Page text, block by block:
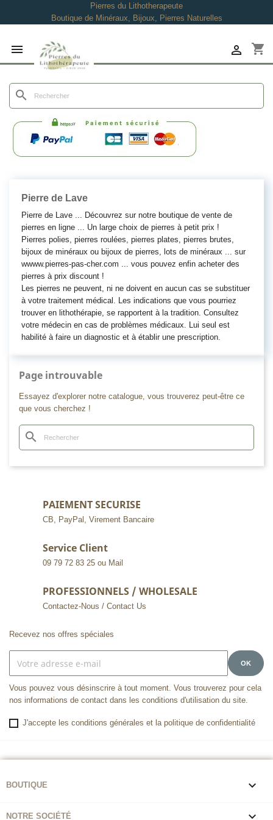
Pierres du Lithotherapeute
Boutique de Minéraux, Bijoux, Pierres Naturelles
 shopping_cart

search
Pierre de Lave
Pierre de Lave ... Découvrez sur notre boutique de vente de
pierres en ligne ... Un large choix de pierres à petit prix !
Pierres polies, pierres roulées, pierres plates, pierres brutes,
bijoux de minéraux ou bijoux de pierres, lots de minéraux ... sur
wwww.pierres-pas-cher.com ... vous pouvez enfin acheter des
pierres à prix discount !
Les pierres ne peuvent, ni ne doivent en aucun cas se substituer
à votre traitement médical. Les indications que vous pourriez
trouver en lithothérapie, se rapportent à la tradition. Consultez
votre médecin en cas de problèmes médicaux. Lui seul est
habilité à faire un diagnostic et à établir une prescription.
Page introuvable
Essayez d'explorer notre catalogue, vous trouverez peut-être ce
que vous cherchez !
search
PAIEMENT SECURISE
CB, PayPal, Virement Bancaire
Service Client
09 79 72 83 25 ou Mail
PROFESSIONNELS / WHOLESALE
Contactez-Nous / Contact Us
Recevez nos offres spéciales
Vous pouvez vous désinscrire à tout moment. Vous trouverez pour cela
nos informations de contact dans les conditions d'utilisation du site.
J'accepte les conditions générales et la politique de confidentialité
BOUTIQUE 
NOTRE SOCIÉTÉ 